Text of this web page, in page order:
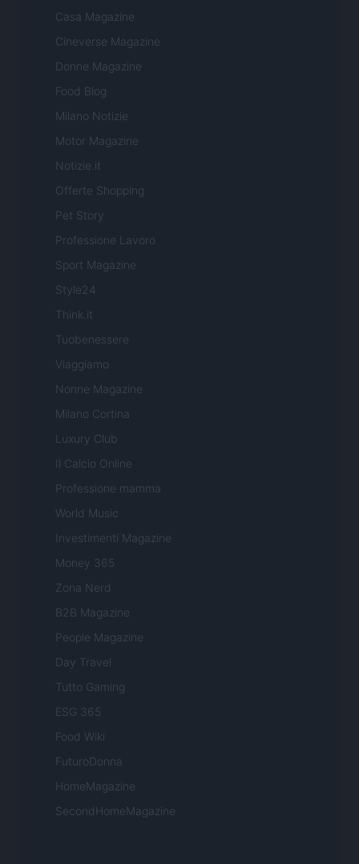
Casa Magazine
Cineverse Magazine
Donne Magazine
Food Blog
Milano Notizie
Motor Magazine
Notizie.it
Offerte Shopping
Pet Story
Professione Lavoro
Sport Magazine
Style24
Think.it
Tuobenessere
Viaggiamo
Nonne Magazine
Milano Cortina
Luxury Club
Il Calcio Online
Professione mamma
World Music
Investimenti Magazine
Money 365
Zona Nerd
B2B Magazine
People Magazine
Day Travel
Tutto Gaming
ESG 365
Food Wiki
FuturoDonna
HomeMagazine
SecondHomeMagazine